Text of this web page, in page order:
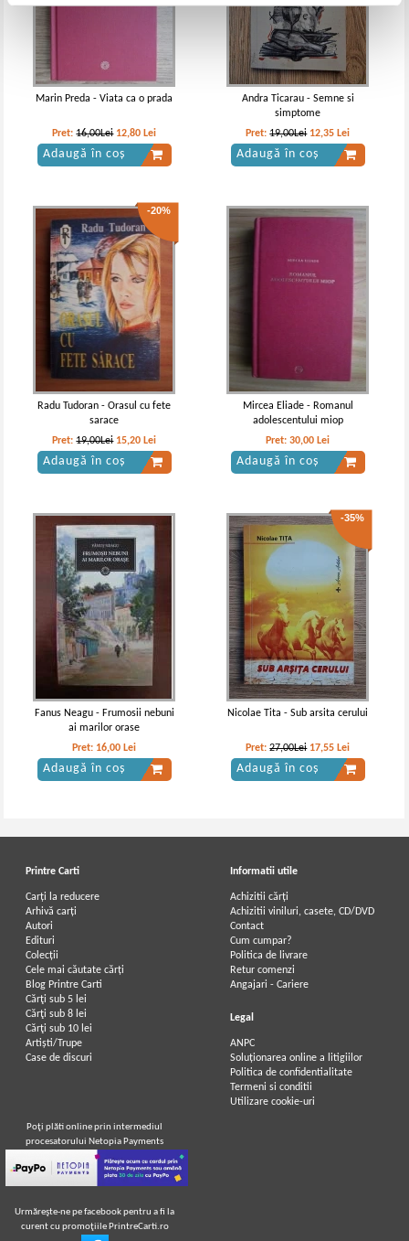
Marin Preda - Viata ca o prada
Pret:16,00Lei 12,80 Lei
Adaugă în coș
Andra Ticarau - Semne si
simptome
Pret:19,00Lei 12,35 Lei
Adaugă în coș
-20%
Radu Tudoran - Orasul cu fete
sarace
Pret:19,00Lei 15,20 Lei
Adaugă în coș
Mircea Eliade - Romanul
adolescentului miop
Pret:30,00 Lei
Adaugă în coș
Fanus Neagu - Frumosii nebuni
ai marilor orase
Pret: 16,00 Lei
Adaugă în coș
-35%
Nicolae Tita - Sub arsita cerului
Pret:27,00Lei 17,55 Lei
Adaugă în coș
Printre Carti
Carți la reducere
Arhivă carți
Autori
Edituri
Colecții
Cele mai căutate cărți
Blog Printre Carti
Cărţi sub 5 lei
Cărţi sub 8 lei
Cărţi sub 10 lei
Artiști/Trupe
Case de discuri
Informatii utile
Achizitii cărți
Achizitii viniluri, casete, CD/DVD
Contact
Cum cumpar?
Politica de livrare
Retur comenzi
Angajari - Cariere
Legal
ANPC
Soluționarea online a litigiilor
Politica de confidentialitate
Termeni si conditii
Utilizare cookie-uri
Poţi plăti online prin intermediul
procesatorului Netopia Payments
Urmăreşte-ne pe facebook pentru a fi la
curent cu promoţiile PrintreCarti.ro